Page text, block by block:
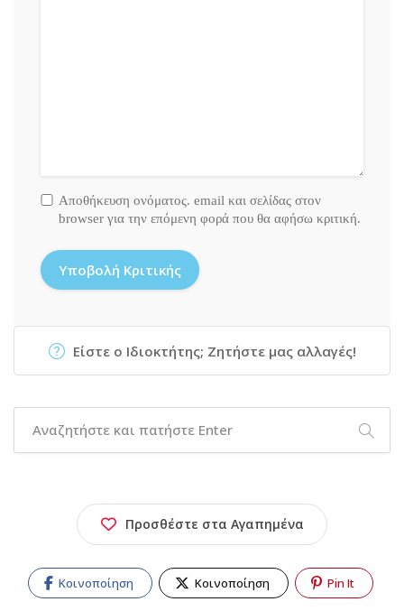
Αποθήκευση ονόματος. email και σελίδας στον
browser για την επόμενη φορά που θα αφήσω κριτική.
Είστε ο Ιδιοκτήτης; Ζητήστε μας αλλαγές!
Προσθέστε στα Αγαπημένα
Κοινοποίηση Κοινοποίηση Pin It